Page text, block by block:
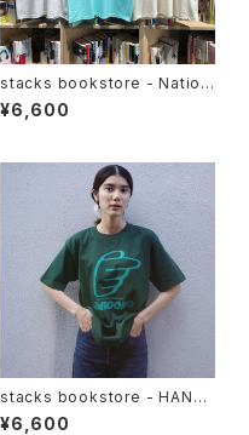
stacks bookstore - Nation
al Tee
¥6,600
stacks bookstore - HAND
S '26 Tee
¥6,600